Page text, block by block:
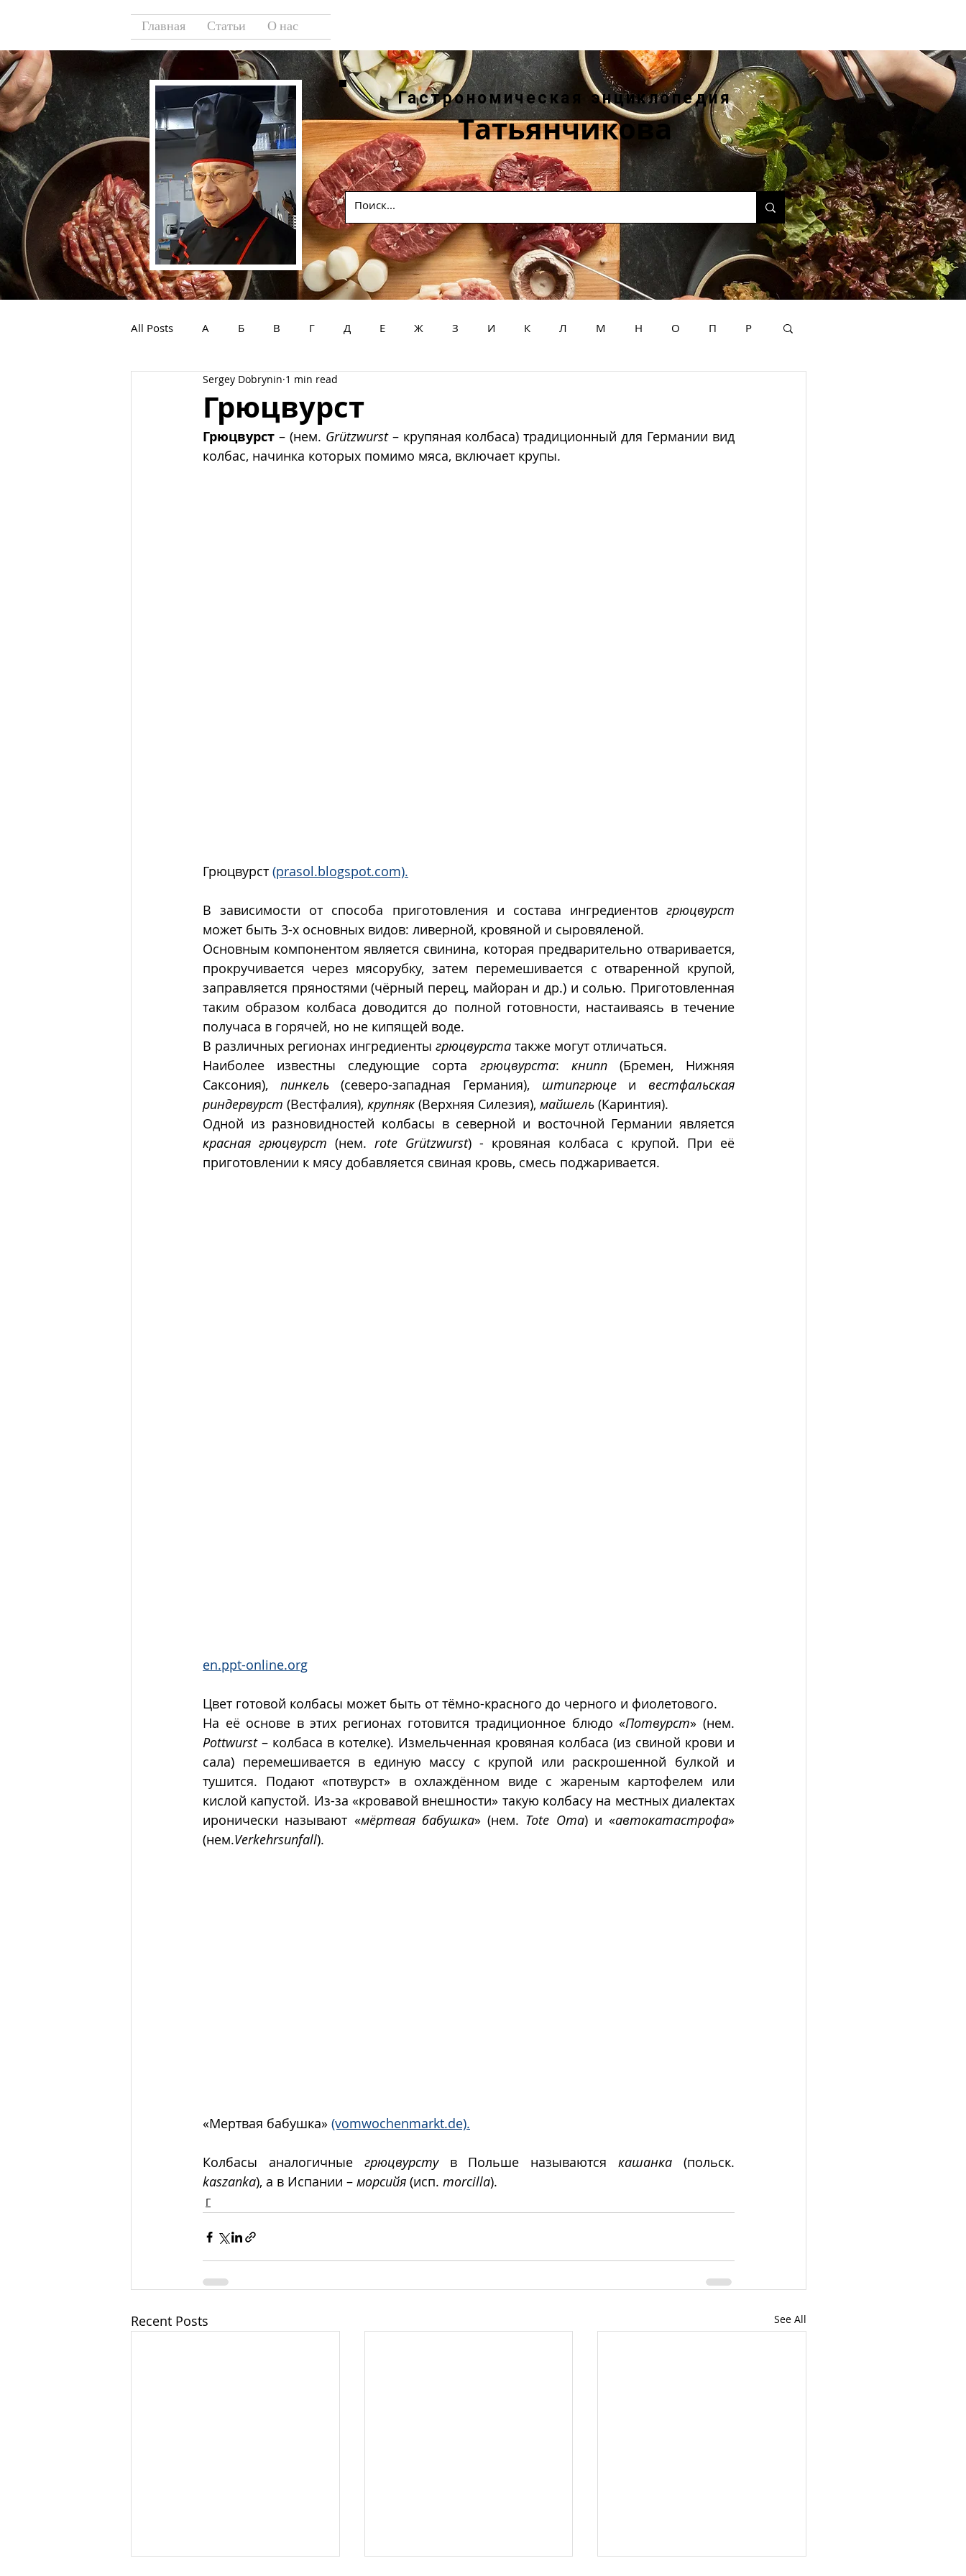
Главная Статьи О нас
Гастрономическая энциклопедия
Татьянчикова
All Posts А Б В Г Д Е Ж З И К Л М Н О П Р
У Ф Х
Грюцвурст
Sergey Dobrynin 1 min read
Грюцвурст – (нем. Grützwurst – крупяная колбаса) традиционный для Германии вид
колбас, начинка которых помимо мяса, включает крупы.
Грюцвурст (prasol.blogspot.com).
В зависимости от способа приготовления и состава ингредиентов грюцвурст
может быть 3-х основных видов: ливерной, кровяной и сыровяленой.
Основным компонентом является свинина, которая предварительно отваривается,
прокручивается через мясорубку, затем перемешивается с отваренной крупой,
заправляется пряностями (чёрный перец, майоран и др.) и солью. Приготовленная
таким образом колбаса доводится до полной готовности, настаиваясь в течение
получаса в горячей, но не кипящей воде.
В различных регионах ингредиенты грюцвурста также могут отличаться.
Наиболее известны следующие сорта грюцвурста: книпп (Бремен, Нижняя
Саксония), пинкель (северо-западная Германия), штипгрюце и вестфальская
риндервурст (Вестфалия), крупняк (Верхняя Силезия), майшель (Каринтия).
красная грюцвурст (нем. rote Grützwurst) - кровяная колбаса с крупой. При её
приготовлении к мясу добавляется свиная кровь, смесь поджаривается.
en.ppt-online.org
Цвет готовой колбасы может быть от тёмно-красного до черного и фиолетового.
На её основе в этих регионах готовится традиционное блюдо «Потвурст
Pottwurst – колбаса в котелке). Измельченная кровяная колбаса (из свиной крови и
сала) перемешивается в единую массу с крупой или раскрошенной булкой и
тушится. Подают «потвурст» в охлаждённом виде с жареным картофелем или
кислой капустой. Из-за «кровавой внешности» такую колбасу на местных диалектах
иронически называют «мёртвая бабушка» (нем. Tote Oma) и «автокатастрофа»
(нем.Verkehrsunfall).
«Мертвая бабушка» (vomwochenmarkt.de).
Колбасы аналогичные грюцвурсту в Польше называются кашанка
kaszanka), а в Испании – морсийя (исп. morcilla).
Г
Recent Posts See All